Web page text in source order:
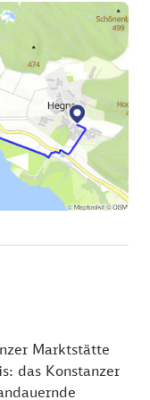
langen
Sie löste
Schottenstraße
malerische
ist das
Marktstätte
das Konstanzer